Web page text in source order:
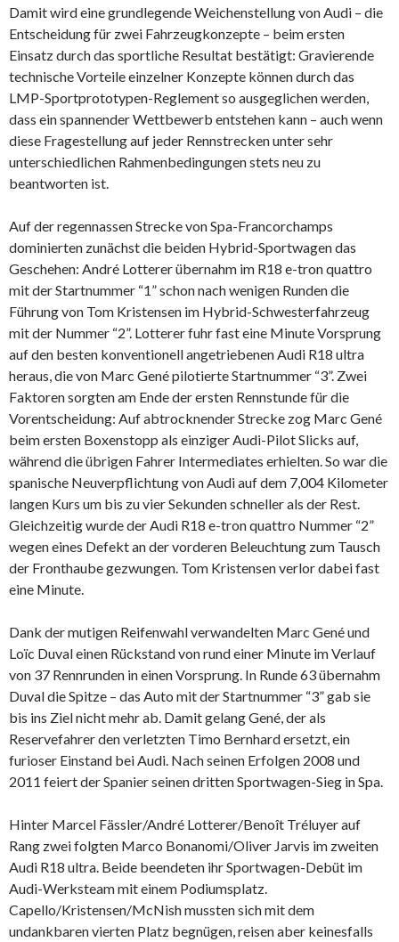
Damit wird eine grundlegende Weichenstellung von Audi – die
Entscheidung für zwei Fahrzeugkonzepte – beim ersten
Einsatz durch das sportliche Resultat bestätigt: Gravierende
technische Vorteile einzelner Konzepte können durch das
LMP-Sportprototypen-Reglement so ausgeglichen werden,
dass ein spannender Wettbewerb entstehen kann – auch wenn
diese Fragestellung auf jeder Rennstrecken unter sehr
unterschiedlichen Rahmenbedingungen stets neu zu
beantworten ist.
Auf der regennassen Strecke von Spa-Francorchamps
dominierten zunächst die beiden Hybrid-Sportwagen das
Geschehen: André Lotterer übernahm im R18 e-tron quattro
mit der Startnummer “1” schon nach wenigen Runden die
Führung von Tom Kristensen im Hybrid-Schwesterfahrzeug
mit der Nummer “2”. Lotterer fuhr fast eine Minute Vorsprung
auf den besten konventionell angetriebenen Audi R18 ultra
heraus, die von Marc Gené pilotierte Startnummer “3”. Zwei
Faktoren sorgten am Ende der ersten Rennstunde für die
Vorentscheidung: Auf abtrocknender Strecke zog Marc Gené
beim ersten Boxenstopp als einziger Audi-Pilot Slicks auf,
während die übrigen Fahrer Intermediates erhielten. So war die
spanische Neuverpflichtung von Audi auf dem 7,004 Kilometer
langen Kurs um bis zu vier Sekunden schneller als der Rest.
Gleichzeitig wurde der Audi R18 e-tron quattro Nummer “2”
wegen eines Defekt an der vorderen Beleuchtung zum Tausch
der Fronthaube gezwungen. Tom Kristensen verlor dabei fast
eine Minute.
Dank der mutigen Reifenwahl verwandelten Marc Gené und
Loïc Duval einen Rückstand von rund einer Minute im Verlauf
von 37 Rennrunden in einen Vorsprung. In Runde 63 übernahm
Duval die Spitze – das Auto mit der Startnummer “3” gab sie
bis ins Ziel nicht mehr ab. Damit gelang Gené, der als
Reservefahrer den verletzten Timo Bernhard ersetzt, ein
furioser Einstand bei Audi. Nach seinen Erfolgen 2008 und
2011 feiert der Spanier seinen dritten Sportwagen-Sieg in Spa.
Hinter Marcel Fässler/André Lotterer/Benoît Tréluyer auf
Rang zwei folgten Marco Bonanomi/Oliver Jarvis im zweiten
Audi R18 ultra. Beide beendeten ihr Sportwagen-Debüt im
Audi-Werksteam mit einem Podiumsplatz.
Capello/Kristensen/McNish mussten sich mit dem
undankbaren vierten Platz begnügen, reisen aber keinesfalls